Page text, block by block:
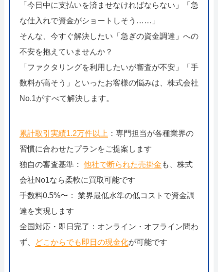
「今日中に支払いを済ませなければならない」「急
な仕入れで資金がショートしそう……」
そんな、今すぐ解決したい「急ぎの資金調達」への
不安を抱えていませんか？
「ファクタリングを利用したいが審査が不安」「手
数料が高そう」といったお客様の悩みは、株式会社
No.1がすべて解決します。
累計取引実績1.2万件以上 ：専門担当が各種業界の
習慣に合わせたプランをご提案します
独自の審査基準： 他社で断られた売掛金 も、株式
会社No1なら柔軟に買取可能です
手数料0.5%〜： 業界最低水準の低コストで資金調
達を実現します
全国対応・即日完了：オンライン・オフライン問わ
ず、
どこからでも即日の現金化が可能です